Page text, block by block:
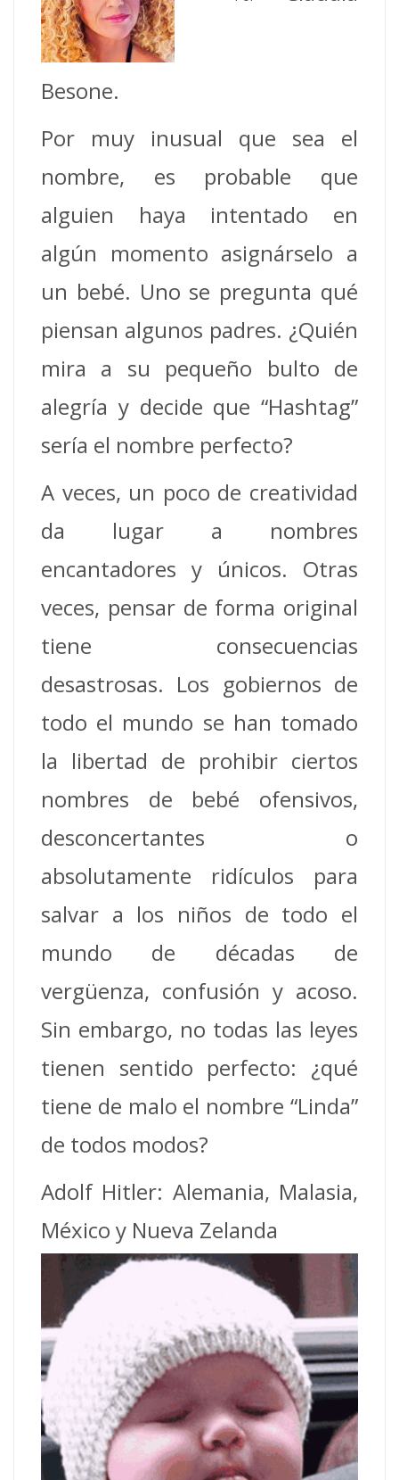
Besone.
Por muy inusual que sea el
nombre, es probable que
alguien haya intentado en
algún momento asignárselo a
un bebé. Uno se pregunta qué
piensan algunos padres. ¿Quién
mira a su pequeño bulto de
alegría y decide que “Hashtag”
sería el nombre perfecto?
A veces, un poco de creatividad
da lugar a nombres
encantadores y únicos. Otras
veces, pensar de forma original
tiene consecuencias
desastrosas. Los gobiernos de
todo el mundo se han tomado
la libertad de prohibir ciertos
nombres de bebé ofensivos,
desconcertantes o
absolutamente ridículos para
salvar a los niños de todo el
mundo de décadas de
vergüenza, confusión y acoso.
Sin embargo, no todas las leyes
tienen sentido perfecto: ¿qué
tiene de malo el nombre “Linda”
de todos modos?
Adolf Hitler: Alemania, Malasia,
México y Nueva Zelanda